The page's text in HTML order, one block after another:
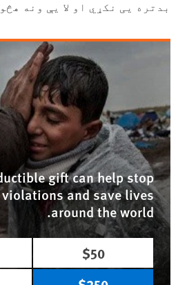
بدتره یی نکړي او لا یې ونه
gift can help stop
and save lives
around the world.
$50